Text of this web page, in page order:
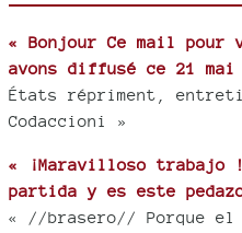
« Bonjour Ce mail pour
avons diffusé ce 21
États répriment,
Codaccioni »
« ¡Maravilloso trabajo
partida y es este
« //brasero// Porque el